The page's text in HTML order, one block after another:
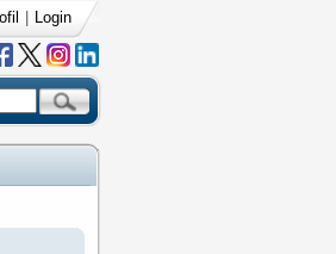
Login